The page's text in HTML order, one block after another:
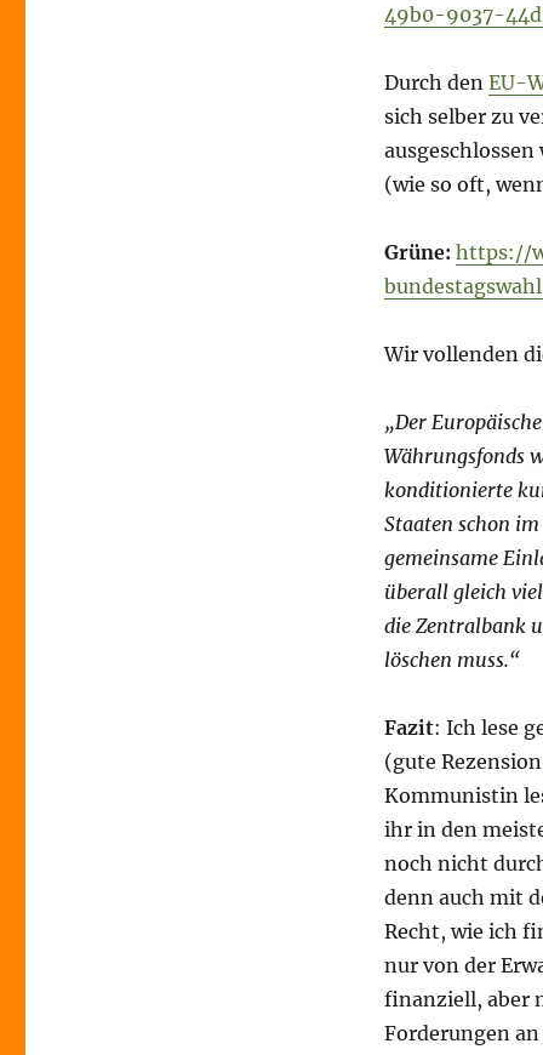
49b0-9037-
Durch den EU-
sich selber zu
(wie so oft,
Grüne: https://
Wir vollenden
„Der
Währungsfonds
konditionierte
Staaten schon
gemeinsame
überall gleich
die Zentralbank
löschen muss.“
Fazit: Ich lese
(gute Rezension
Kommunistin
ihr in den
noch nicht
denn auch mit
Recht, wie ich
nur von der
finanziell, aber
Forderungen